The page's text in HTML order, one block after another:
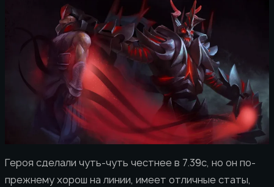
Героя сделали чуть-чуть честнее в 7.39c, но он по-
прежнему хорош на линии, имеет отличные статы,